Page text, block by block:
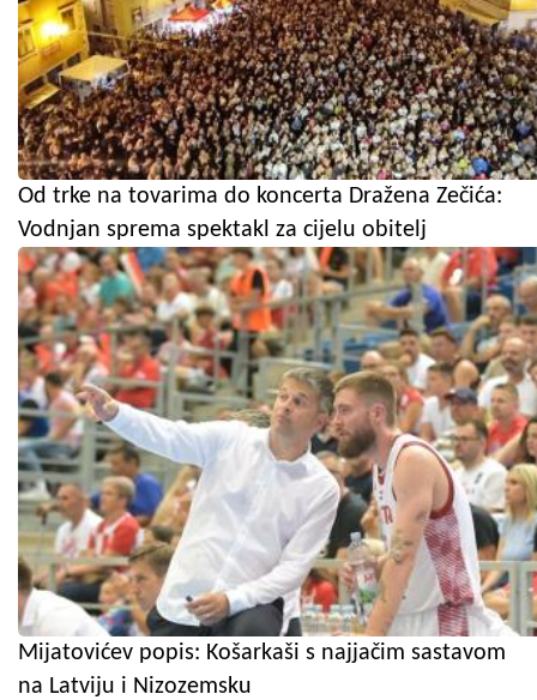
Od trke na tovarima do koncerta Dražena Zečića:
Vodnjan sprema spektakl za cijelu obitelj
Mijatovićev popis: Košarkaši s najjačim sastavom
na Latviju i Nizozemsku